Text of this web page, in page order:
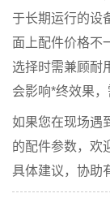
于长期运行的设
面上配件价格不
选择时需兼顾耐
会影响*终效果，
如果您在现场遇
的配件参数，欢
具体建议，协助